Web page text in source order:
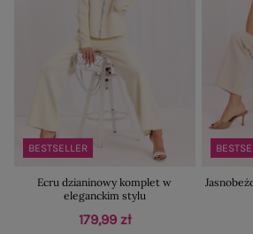
BESTSELLER
Ecru dzianinowy komplet w
eleganckim stylu
179,99 zł